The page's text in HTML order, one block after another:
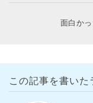
面白か
この記事を書いた